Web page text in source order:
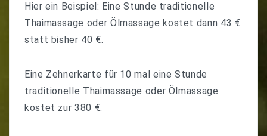
Hier ein Beispiel: Eine Stunde traditionelle
Thaimassage oder Ölmassage kostet dann 43 €
statt bisher 40 €.
Eine Zehnerkarte für 10 mal eine Stunde
traditionelle Thaimassage oder Ölmassage
kostet zur 380 €.